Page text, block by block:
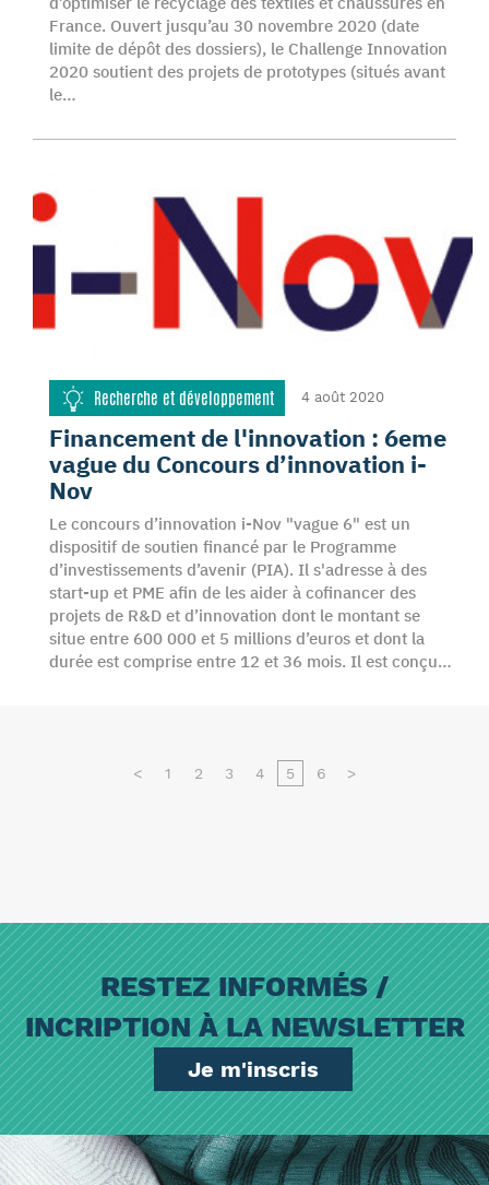
France. Ouvert jusqu’au 30 novembre 2020 (date
limite de dépôt des dossiers), le Challenge Innovation
2020 soutient des projets de prototypes (situés avant
le…
Recherche et développement 4 août 2020
Financement de l'innovation : 6eme
vague du Concours d’innovation i-
Nov
Le concours d’innovation i-Nov "vague 6" est un
dispositif de soutien financé par le Programme
d’investissements d’avenir (PIA). Il s'adresse à des
start-up et PME afin de les aider à cofinancer des
projets de R&D et d’innovation dont le montant se
situe entre 600 000 et 5 millions d’euros et dont la
durée est comprise entre 12 et 36 mois. Il est conçu…
< 1 2 3 4 5 6 >
RESTEZ INFORMÉS /
INCRIPTION À LA NEWSLETTER
Je m'inscris